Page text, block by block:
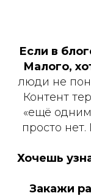
Если в
Малого,
люди не
Контент
«ещё
просто
Хочешь
Закажи